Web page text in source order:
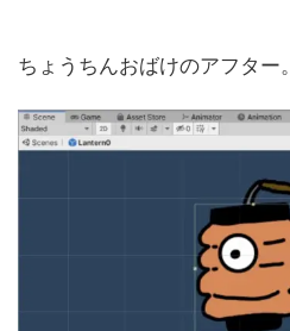
ちょうちんおばけのアフター。